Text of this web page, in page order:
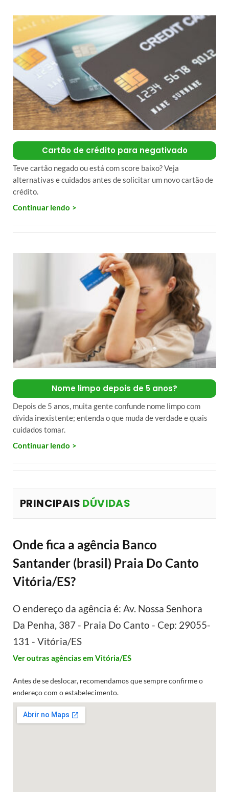
Cartão de crédito para negativado
Teve cartão negado ou está com score baixo? Veja
alternativas e cuidados antes de solicitar um novo cartão de
crédito.
Continuar lendo
Nome limpo depois de 5 anos?
Depois de 5 anos, muita gente confunde nome limpo com
dívida inexistente; entenda o que muda de verdade e quais
cuidados tomar.
Continuar lendo
PRINCIPAIS DÚVIDAS
Onde fica a agência Banco
Santander (brasil) Praia Do Canto
Vitória/ES?
O endereço da agência é: Av. Nossa Senhora
Da Penha, 387 - Praia Do Canto - Cep: 29055-
131 - Vitória/ES
Ver outras agências em Vitória/ES
Antes de se deslocar, recomendamos que sempre confirme o
endereço com o estabelecimento.